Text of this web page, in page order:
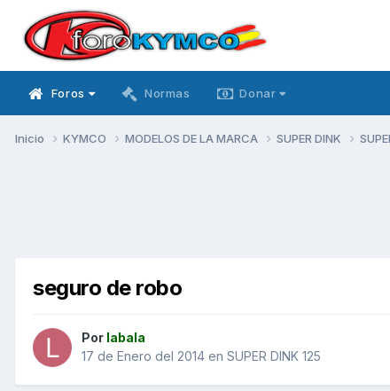
Foros Normas Donar
Inicio KYMCO MODELOS DE LA MARCA SUPER DINK
seguro de robo
Por labala
17 de Enero del 2014 en SUPER DINK 125